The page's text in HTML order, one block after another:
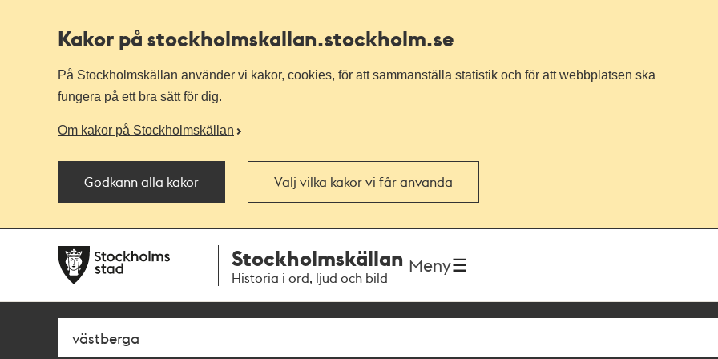
Kakor på stockholmskallan.stockholm.se
På Stockholmskällan använder vi kakor, cookies, för att sammanställa statistik och för att webbplatsen ska
fungera på ett bra sätt för dig.
Om kakor på Stockholmskällan
Godkänn alla kakor Välj vilka kakor vi får använda
navigationen
huvudinnehållet
Stockholmskällan
Historia i ord, ljud och bild
Meny
Sök